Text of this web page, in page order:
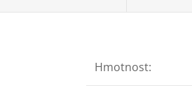
Hmotnost: